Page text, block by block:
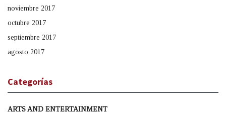
noviembre 2017
octubre 2017
septiembre 2017
agosto 2017
Categorías
ARTS AND ENTERTAINMENT